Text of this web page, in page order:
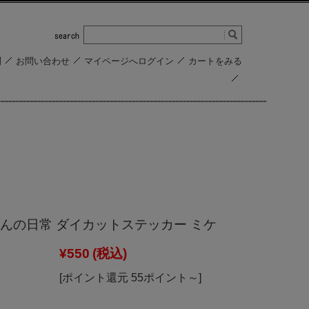
お問い合わせ マイページへログイン カートをみる
の日常 ダイカットステッカー ミケ
¥550 (税込)
[ポイント還元 55ポイント～]